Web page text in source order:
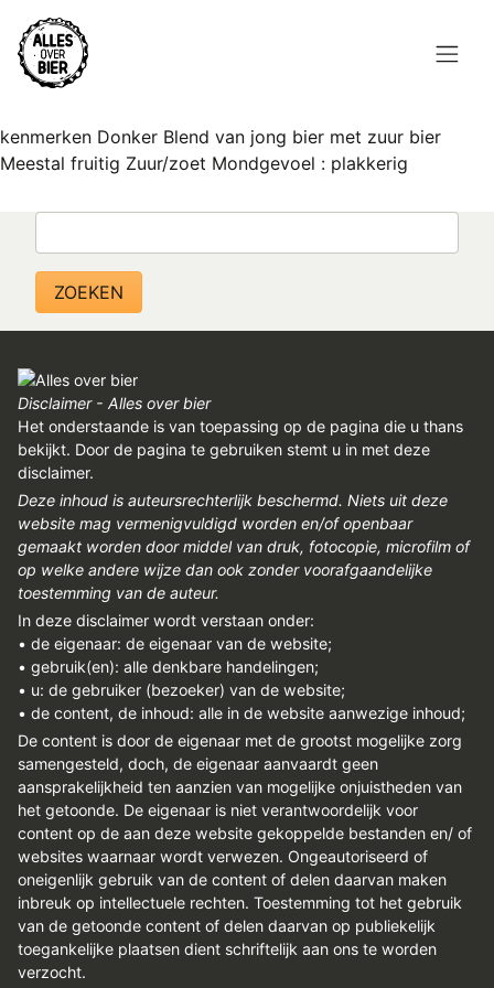
Overslaan
en
naar
gaan
Topmenu
INLOGGEN
REGISTREREN
ADVERTEREN
MELDPUNT
PERS/PUBLICATIES
FACEBOOK
LINKS
Hoofdnavigatie
HOME
CONTACT
kenmerken Donker Blend van jong bier met zuur bier
Meestal fruitig Zuur/zoet Mondgevoel : plakkerig
Disclaimer - Alles over bier
Het onderstaande is van toepassing op de pagina die u thans
bekijkt. Door de pagina te gebruiken stemt u in met deze
disclaimer.
Deze inhoud is auteursrechterlijk beschermd. Niets uit deze
website mag vermenigvuldigd worden en/of openbaar
gemaakt worden door middel van druk, fotocopie, microfilm of
op welke andere wijze dan ook zonder voorafgaandelijke
toestemming van de auteur.
In deze disclaimer wordt verstaan onder:
• de eigenaar: de eigenaar van de website;
• gebruik(en): alle denkbare handelingen;
• u: de gebruiker (bezoeker) van de website;
• de content, de inhoud: alle in de website aanwezige inhoud;
De content is door de eigenaar met de grootst mogelijke zorg
samengesteld, doch, de eigenaar aanvaardt geen
aansprakelijkheid ten aanzien van mogelijke onjuistheden van
het getoonde. De eigenaar is niet verantwoordelijk voor
content op de aan deze website gekoppelde bestanden en/ of
websites waarnaar wordt verwezen. Ongeautoriseerd of
oneigenlijk gebruik van de content of delen daarvan maken
inbreuk op intellectuele rechten. Toestemming tot het gebruik
van de getoonde content of delen daarvan op publiekelijk
toegankelijke plaatsen dient schriftelijk aan ons te worden
verzocht.